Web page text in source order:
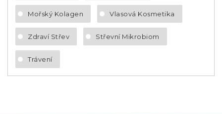
Mořský Kolagen Vlasová Kosmetika
Zdraví Střev Střevní Mikrobiom
Trávení